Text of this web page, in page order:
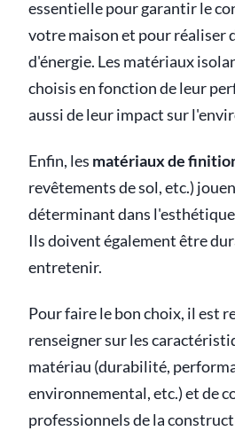
essentielle pour garantir le
votre maison et pour réaliser
d'énergie. Les matériaux
choisis en fonction de leur
aussi de leur impact sur
Enfin, les matériaux de
revêtements de sol, etc.)
déterminant dans
Ils doivent également être
entretenir.
Pour faire le bon choix, il est
renseigner sur les
matériau (durabilité,
environnemental, etc.) et de
professionnels de la